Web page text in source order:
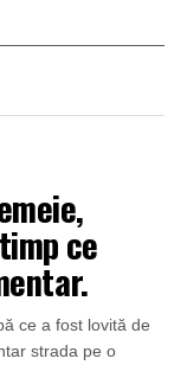
ce
ce a fost lovită de
strada pe o